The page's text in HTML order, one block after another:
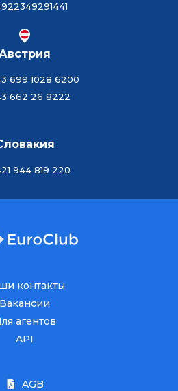
699 1028 6200
662 26 8222
944 819 220
контакты
Вакансии
агентов
API
AGB